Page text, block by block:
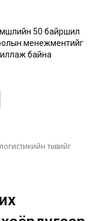
50 байршил
менежментийг
байна